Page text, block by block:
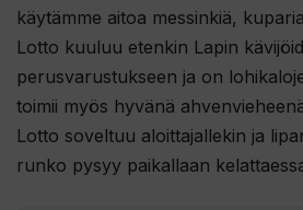
käytämme aitoa messinkiä,
Lotto kuuluu etenkin Lapin
perusvarustukseen ja on
toimii myös hyvänä
Lotto soveltuu aloittajallekin ja
runko pysyy paikallaan